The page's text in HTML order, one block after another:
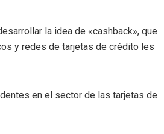
la idea de «cashback», que
y redes de tarjetas de crédito les
en el sector de las tarjetas de